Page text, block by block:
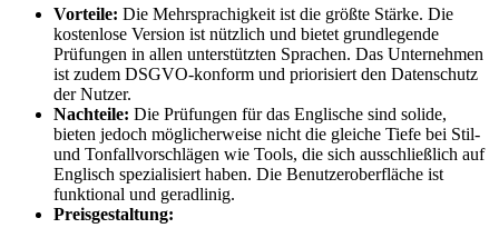
Vorteile: Die Mehrsprachigkeit ist die größte Stärke. Die
kostenlose Version ist nützlich und bietet grundlegende
Prüfungen in allen unterstützten Sprachen. Das Unternehmen
ist zudem DSGVO-konform und priorisiert den Datenschutz
der Nutzer.
Nachteile: Die Prüfungen für das Englische sind solide,
bieten jedoch möglicherweise nicht die gleiche Tiefe bei Stil-
und Tonfallvorschlägen wie Tools, die sich ausschließlich auf
Englisch spezialisiert haben. Die Benutzeroberfläche ist
funktional und geradlinig.
Preisgestaltung: